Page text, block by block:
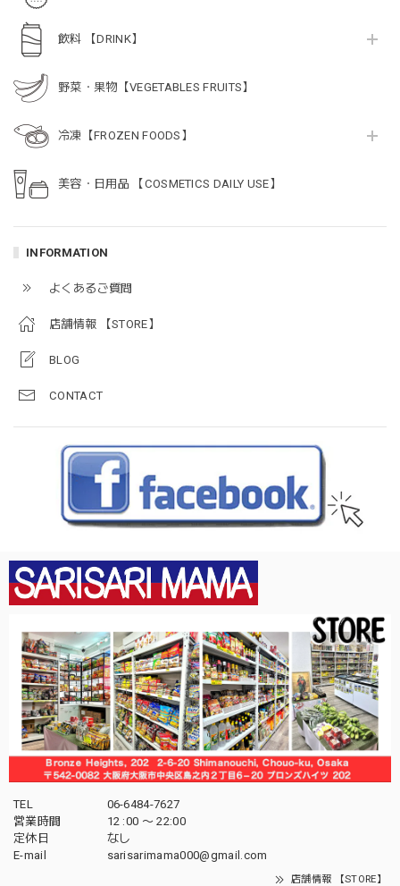
飲料 【DRINK】
野菜・果物【VEGETABLES FRUITS】
冷凍【FROZEN FOODS】
美容・日用品 【COSMETICS DAILY USE】
INFORMATION
よくあるご質問
店舗情報 【STORE】
BLOG
CONTACT
TEL
06-6484-7627
営業時間
12 :00 〜 22:00
定休日
なし
E-mail
sarisarimama000@gmail.com
店舗情報 【STORE】